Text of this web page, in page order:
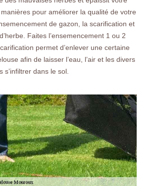
manières pour améliorer la qualité de votre
de gazon, la scarification et
Faites l’ensemencement 1 ou 2
permet d’enlever une certaine
afin de laisser l’eau, l’air et les divers
s’infiltrer dans le sol.